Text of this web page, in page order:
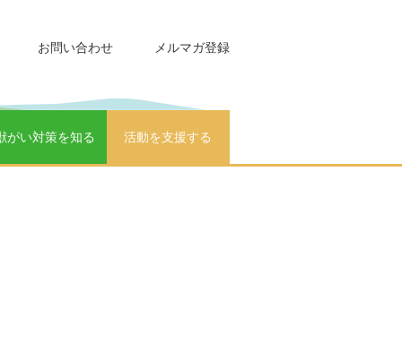
がい対策を知る 活動を支援する
お問い合わせ メルマガ登録